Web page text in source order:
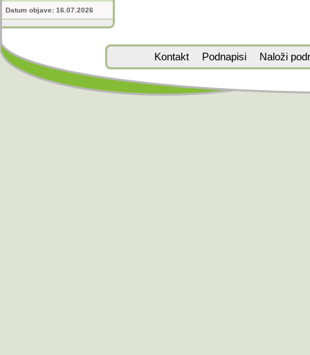
Datum objave: 16.07.2026
Kontakt Podnapisi Naloži